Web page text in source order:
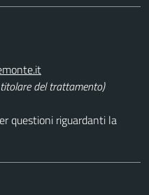
del trattamento)
questioni riguardanti la